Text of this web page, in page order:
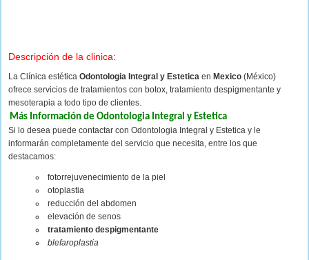
Descripción de la clinica:
La Clínica estética Odontologia Integral y Estetica en Mexico (México)
ofrece servicios de tratamientos con botox, tratamiento despigmentante y
mesoterapia a todo tipo de clientes.
Más Información de Odontologia Integral y Estetica
Si lo desea puede contactar con Odontologia Integral y Estetica y le
informarán completamente del servicio que necesita, entre los que
destacamos:
fotorrejuvenecimiento de la piel
otoplastia
reducción del abdomen
elevación de senos
tratamiento despigmentante
blefaroplastia